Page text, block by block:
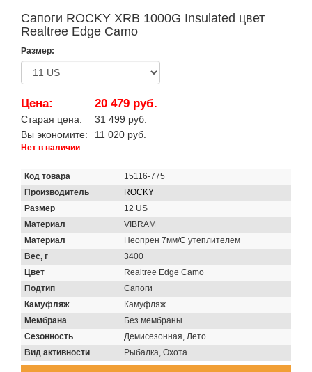
Сапоги ROCKY XRB 1000G Insulated цвет
Realtree Edge Camo
Размер:
Цена: 20 479 руб.
Старая цена:
31 499 руб.
Вы экономите:
11 020 руб.
Нет в наличии
Код товара
15116-775
Производитель
ROCKY
Размер
12 US
Материал
VIBRAM
Материал
Неопрен 7мм/С утеплителем
Вес, г
3400
Цвет
Realtree Edge Camo
Подтип
Сапоги
Камуфляж
Камуфляж
Мембрана
Без мембраны
Сезонность
Демисезонная, Лето
Вид активности
Рыбалка, Охота